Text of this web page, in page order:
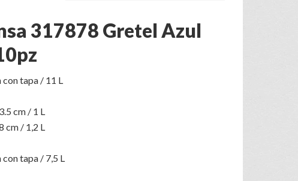
317878 Gretel Azul
tapa / 11 L
cm / 1 L
cm / 1,2 L
tapa / 7,5 L